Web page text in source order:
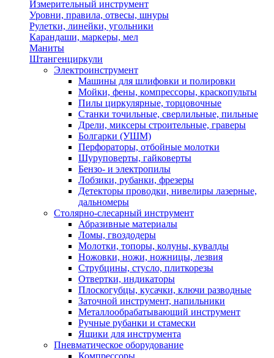
Измерительный инструмент
Уровни, правила, отвесы, шнуры
Рулетки, линейки, угольники
Карандаши, маркеры, мел
Маниты
Штангенциркули
Электроинструмент
Машины для шлифовки и полировки
Мойки, фены, компрессоры, краскопульты
Пилы циркулярные, торцовочные
Станки точильные, сверлильные, пильные
Дрели, миксеры строительные, граверы
Болгарки (УШМ)
Перфораторы, отбойные молотки
Шуруповерты, гайковерты
Бензо- и электропилы
Лобзики, рубанки, фрезеры
Детекторы проводки, нивелиры лазерные,
дальномеры
Столярно-слесарный инструмент
Абразивные материалы
Ломы, гвоздодеры
Молотки, топоры, колуны, кувалды
Ножовки, ножи, ножницы, лезвия
Струбцины, стусло, плиткорезы
Отвертки, индикаторы
Плоскогубцы, кусачки, ключи разводные
Заточной инструмент, напильники
Металлообрабатывающий инструмент
Ручные рубанки и стамески
Ящики для инструмента
Пневматическое оборудование